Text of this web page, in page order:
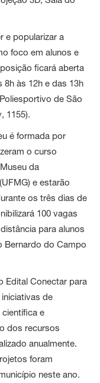
e popularizar a
foco em alunos e
ficará aberta
às 12h e das 13h
de São
1155).
é formada por
o curso
da
e estarão
os três dias de
100 vagas
para alunos
Bernardo do Campo
Edital Conectar para
de
e
dos recursos
anualmente.
foram
neste ano.